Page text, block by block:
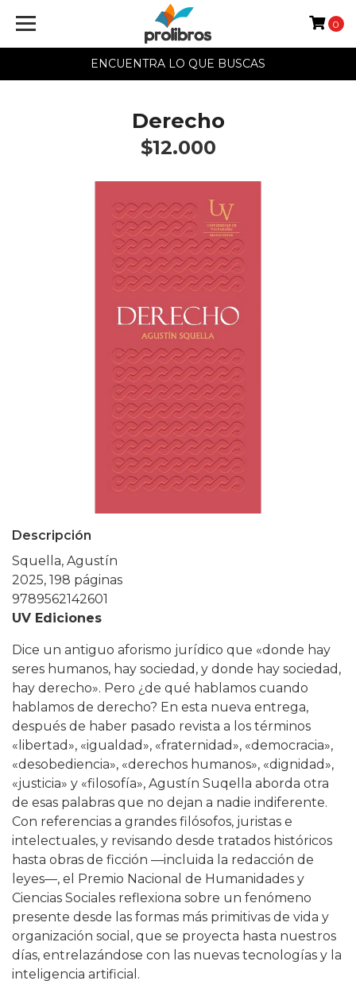
ENCUENTRA LO QUE BUSCAS
0
Derecho
$12.000
Descripción
Squella, Agustín
2025, 198 páginas
9789562142601
UV Ediciones
Dice un antiguo aforismo jurídico que «donde hay
seres humanos, hay sociedad, y donde hay sociedad,
hay derecho». Pero ¿de qué hablamos cuando
hablamos de derecho? En esta nueva entrega,
después de haber pasado revista a los términos
«libertad», «igualdad», «fraternidad», «democracia»,
«desobediencia», «derechos humanos», «dignidad»,
«justicia» y «filosofía», Agustín Suqella aborda otra
de esas palabras que no dejan a nadie indiferente.
Con referencias a grandes filósofos, juristas e
intelectuales, y revisando desde tratados históricos
hasta obras de ficción —incluida la redacción de
leyes—, el Premio Nacional de Humanidades y
Ciencias Sociales reflexiona sobre un fenómeno
presente desde las formas más primitivas de vida y
organización social, que se proyecta hasta nuestros
días, entrelazándose con las nuevas tecnologías y la
inteligencia artificial.